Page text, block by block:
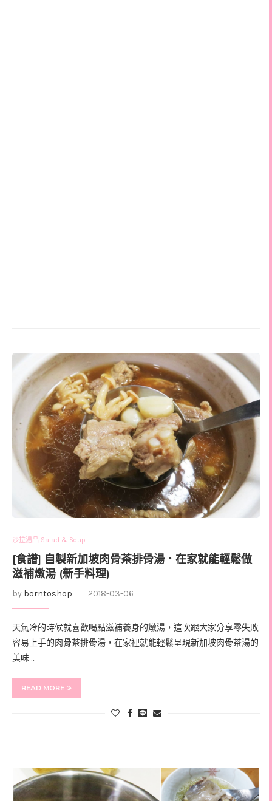
沙拉湯品 Salad & Soup
[食譜] 自製新加坡肉骨茶排骨湯．在家就能輕鬆做
滋補燉湯 (新手料理)
by borntoshop 2018-03-06
天氣冷的時候就喜歡喝點滋補養身的燉湯，這次跟大家分享零失敗
容易上手的肉骨茶排骨湯，在家裡就能輕鬆呈現新加坡肉骨茶湯的
美味 …
READ MORE